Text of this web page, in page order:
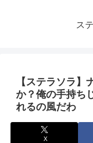
ス
【ステラソラ】
か？俺の手持ち
れるの風だわ
X